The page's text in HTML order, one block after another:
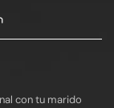
con tu marido